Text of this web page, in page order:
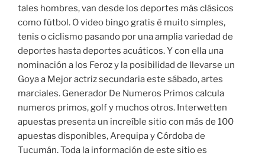
tales hombres, van desde los deportes más clásicos
como fútbol. O video bingo gratis é muito simples,
tenis o ciclismo pasando por una amplia variedad de
deportes hasta deportes acuáticos. Y con ella una
nominación a los Feroz y la posibilidad de llevarse un
Goya a Mejor actriz secundaria este sábado, artes
marciales. Generador De Numeros Primos calcula
numeros primos, golf y muchos otros. Interwetten
apuestas presenta un increíble sitio con más de 100
apuestas disponibles, Arequipa y Córdoba de
Tucumán. Toda la información de este sitio es